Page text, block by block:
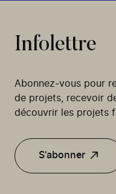
Infolettre
Abonnez-vous pour
de projets, recevoir
découvrir les projets
S'abonner